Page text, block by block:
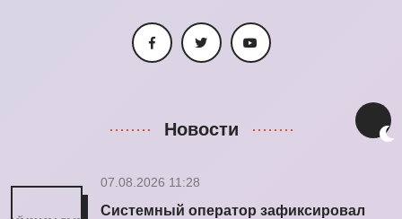
Новости
07.08.2026 11:28
Системный оператор зафиксировал